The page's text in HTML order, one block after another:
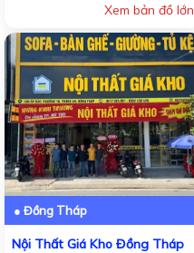
Xem bản đồ lớn
● Đồng Tháp
Nội Thất Giá Kho Đồng Tháp